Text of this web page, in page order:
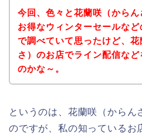
今回、色々と花蘭咲（から
お得なウィンターセールな
で調べていて思ったけど、
さ）のお店でライン配信な
のかな～。
というのは、花蘭咲（からん
のですが、私の知っているお